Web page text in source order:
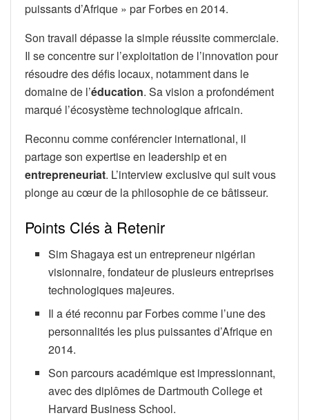
puissants d’Afrique » par Forbes en 2014.
Son travail dépasse la simple réussite commerciale.
Il se concentre sur l’exploitation de l’innovation pour
résoudre des défis locaux, notamment dans le
domaine de l’éducation. Sa vision a profondément
marqué l’écosystème technologique africain.
Reconnu comme conférencier international, il
partage son expertise en leadership et en
entrepreneuriat. L’interview exclusive qui suit vous
plonge au cœur de la philosophie de ce bâtisseur.
Points Clés à Retenir
Sim Shagaya est un entrepreneur nigérian
visionnaire, fondateur de plusieurs entreprises
technologiques majeures.
Il a été reconnu par Forbes comme l’une des
personnalités les plus puissantes d’Afrique en
2014.
Son parcours académique est impressionnant,
avec des diplômes de Dartmouth College et
Harvard Business School.